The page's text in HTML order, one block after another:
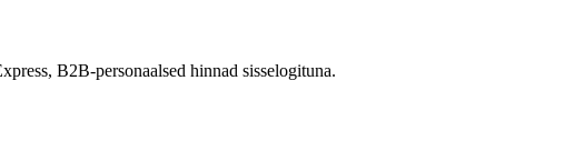
B2B-personaalsed hinnad sisselogituna.